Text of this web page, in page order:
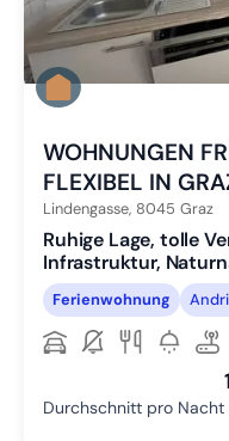
WOHNUNGEN
FLEXIBEL IN
Lindengasse, 8045 Graz
Ruhige Lage, tolle
Infrastruktur,
Ferienwohnung
Durchschnitt pro Nacht